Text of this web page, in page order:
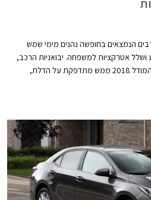
הנמצאים בחופשה נהנים מימי שמש
ושלל אטרקציות למשפחה. יבואניות הרכב,
המריחות את סוף השנה ואת שנת המודל 2018 ממש מתדפקת על הדלת,